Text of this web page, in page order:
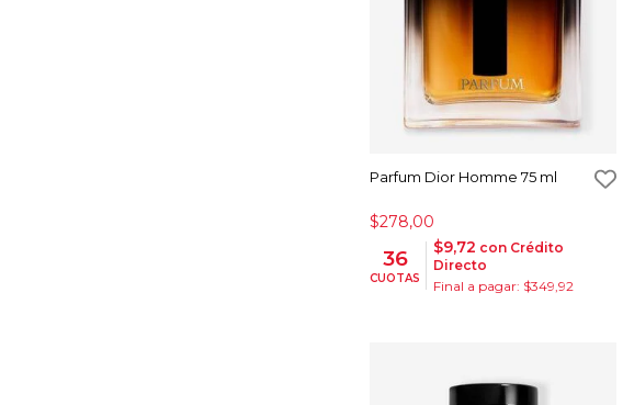
Parfum Dior Homme 75 ml
$278,00
36
CUOTAS
$9,72 con Crédito
Directo
Final a pagar: $349,92